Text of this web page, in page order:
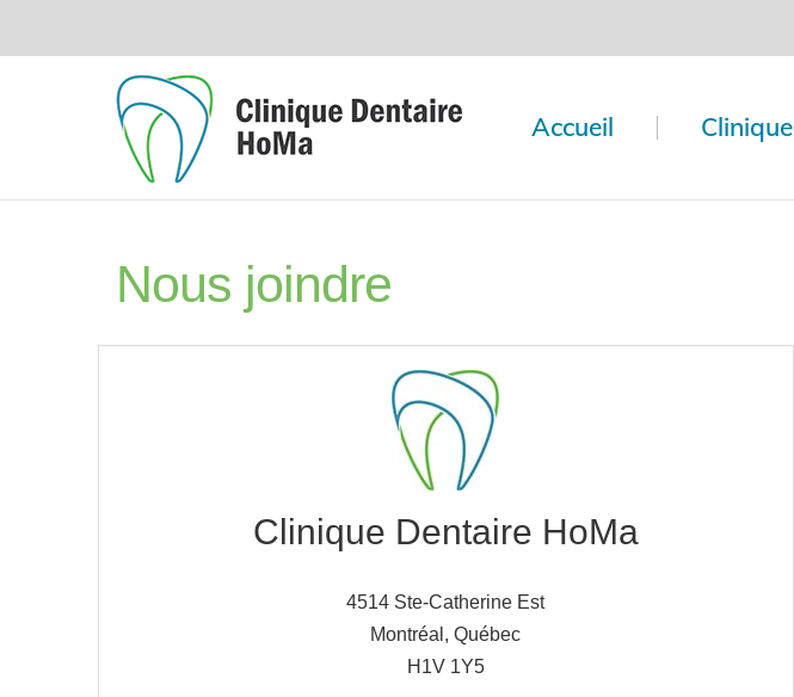
Accueil Clinique
Nous joindre
Clinique Dentaire HoMa
4514 Ste-Catherine Est
Montréal, Québec
H1V 1Y5